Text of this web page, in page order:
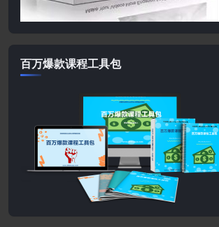
百万爆款课程工具包